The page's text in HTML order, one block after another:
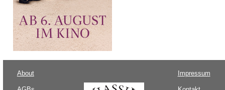
About Impressum